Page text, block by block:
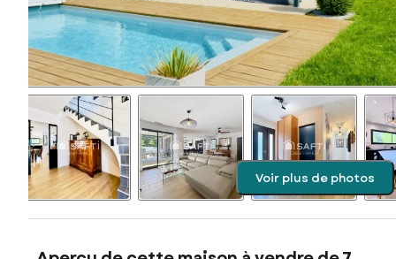
Voir plus de photos